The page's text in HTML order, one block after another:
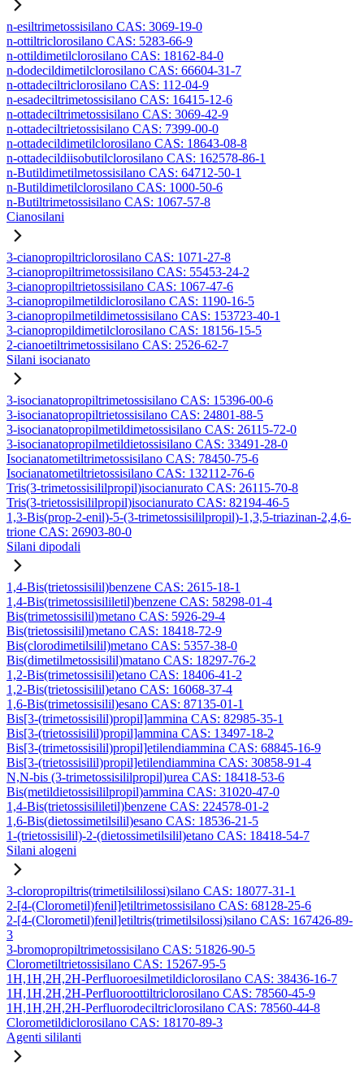
n-esiltrimetossisilano CAS: 3069-19-0
n-ottiltriclorosilano CAS: 5283-66-9
n-ottildimetilclorosilano CAS: 18162-84-0
n-dodecildimetilclorosilano CAS: 66604-31-7
n-ottadeciltriclorosilano CAS: 112-04-9
n-esadeciltrimetossisilano CAS: 16415-12-6
n-ottadeciltrimetossisilano CAS: 3069-42-9
n-ottadeciltrietossisilano CAS: 7399-00-0
n-ottadecildimetilclorosilano CAS: 18643-08-8
n-ottadecildiisobutilclorosilano CAS: 162578-86-1
n-Butildimetilmetossisilano CAS: 64712-50-1
n-Butildimetilclorosilano CAS: 1000-50-6
n-Butiltrimetossisilano CAS: 1067-57-8
Cianosilani
3-cianopropiltriclorosilano CAS: 1071-27-8
3-cianopropiltrimetossisilano CAS: 55453-24-2
3-cianopropiltrietossisilano CAS: 1067-47-6
3-cianopropilmetildiclorosilano CAS: 1190-16-5
3-cianopropilmetildimetossisilano CAS: 153723-40-1
3-cianopropildimetilclorosilano CAS: 18156-15-5
2-cianoetiltrimetossisilano CAS: 2526-62-7
Silani isocianato
3-isocianatopropiltrimetossisilano CAS: 15396-00-6
3-isocianatopropiltrietossisilano CAS: 24801-88-5
3-isocianatopropilmetildimetossisilano CAS: 26115-72-0
3-isocianatopropilmetildietossisilano CAS: 33491-28-0
Isocianatometiltrimetossisilano CAS: 78450-75-6
Isocianatometiltrietossisilano CAS: 132112-76-6
Tris(3-trimetossisililpropil)isocianurato CAS: 26115-70-8
Tris(3-trietossisililpropil)isocianurato CAS: 82194-46-5
1,3-Bis(prop-2-enil)-5-(3-trimetossisililpropil)-1,3,5-triazinan-2,4,6-
trione CAS: 26903-80-0
Silani dipodali
1,4-Bis(trietossisilil)benzene CAS: 2615-18-1
1,4-Bis(trimetossisililetil)benzene CAS: 58298-01-4
Bis(trimetossisilil)metano CAS: 5926-29-4
Bis(trietossisilil)metano CAS: 18418-72-9
Bis(clorodimetilsilil)metano CAS: 5357-38-0
Bis(dimetilmetossisilil)matano CAS: 18297-76-2
1,2-Bis(trimetossisilil)etano CAS: 18406-41-2
1,2-Bis(trietossisilil)etano CAS: 16068-37-4
1,6-Bis(trimetossisilil)esano CAS: 87135-01-1
Bis[3-(trimetossisilil)propil]ammina CAS: 82985-35-1
Bis[3-(trietossisilil)propil]ammina CAS: 13497-18-2
Bis[3-(trimetossisilil)propil]etilendiammina CAS: 68845-16-9
Bis[3-(trietossisilil)propil]etilendiammina CAS: 30858-91-4
N,N-bis (3-trimetossisililpropil)urea CAS: 18418-53-6
Bis(metildietossisililpropil)ammina CAS: 31020-47-0
1,4-Bis(trietossisililetil)benzene CAS: 224578-01-2
1,6-Bis(dietossimetilsilil)esano CAS: 18536-21-5
1-(trietossisilil)-2-(dietossimetilsilil)etano CAS: 18418-54-7
Silani alogeni
3-cloropropiltris(trimetilsililossi)silano CAS: 18077-31-1
2-[4-(Clorometil)fenil]etiltrimetossisilano CAS: 68128-25-6
2-[4-(Clorometil)fenil]etiltris(trimetilsilossi)silano CAS: 167426-89-
3
3-bromopropiltrimetossisilano CAS: 51826-90-5
Clorometiltrietossisilano CAS: 15267-95-5
1H,1H,2H,2H-Perfluoroesilmetildiclorosilano CAS: 38436-16-7
1H,1H,2H,2H-Perfluoroottiltriclorosilano CAS: 78560-45-9
1H,1H,2H,2H-Perfluorodeciltriclorosilano CAS: 78560-44-8
Clorometildiclorosilano CAS: 18170-89-3
Agenti sililanti